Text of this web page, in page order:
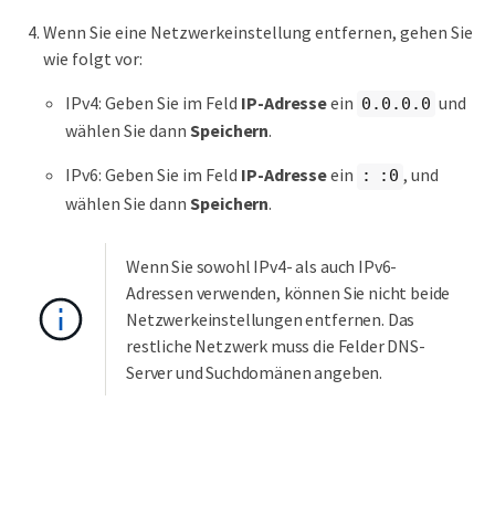
Wenn Sie eine Netzwerkeinstellung entfernen, gehen Sie
wie folgt vor:
IPv4: Geben Sie im Feld IP-Adresseein 0.0.0.0 und
wählen Sie dann Speichern.
IPv6: Geben Sie im Feld IP-Adresseein : :0 , und
wählen Sie dann Speichern.
Wenn Sie sowohl IPv4- als auch IPv6-
Adressen verwenden, können Sie nicht beide
Netzwerkeinstellungen entfernen. Das
restliche Netzwerk muss die Felder DNS-
Server und Suchdomänen angeben.